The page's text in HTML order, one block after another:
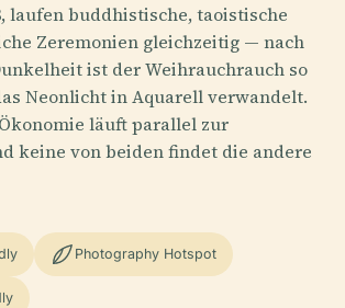
laufen buddhistische, taoistische
Zeremonien gleichzeitig — nach
ist der Weihrauchrauch so
Neonlicht in Aquarell verwandelt.
läuft parallel zur
keine von beiden findet die andere
Photography Hotspot